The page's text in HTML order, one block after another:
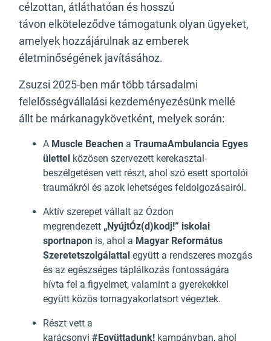
célzottan, átláthatóan és hosszú
távon elköteleződve támogatunk olyan ügyeket,
amelyek hozzájárulnak az emberek
életminőségének javításához.
Zsuzsi 2025-ben már több társadalmi
felelősségvállalási kezdeményezésünk mellé
állt be márkanagykövetként, melyek során:
A Muscle Beachen a TraumaAmbulancia Egyes
ülettel közösen szervezett kerekasztal-
beszélgetésen vett részt, ahol szó esett sportolói
traumákról és azok lehetséges feldolgozásairól.
Aktív szerepet vállalt az Ózdon
megrendezett „NyújtÓz(d)kodj!” iskolai
sportnapon is, ahol a Magyar Református
Szeretetszolgálattal együtt a rendszeres mozgás
és az egészséges táplálkozás fontosságára
hívta fel a figyelmet, valamint a gyerekekkel
együtt közös tornagyakorlatsort végeztek.
Részt vett a
karácsonyi #Együttadunk! kampányban, ahol